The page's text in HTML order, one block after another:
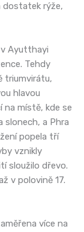
dostatek rýže,
Ayutthayi
Tehdy
triumvirátu,
hlavou
místě, kde se
slonech, a Phra
popela tří
vznikly
sloužilo dřevo.
v polovině 17.
více na